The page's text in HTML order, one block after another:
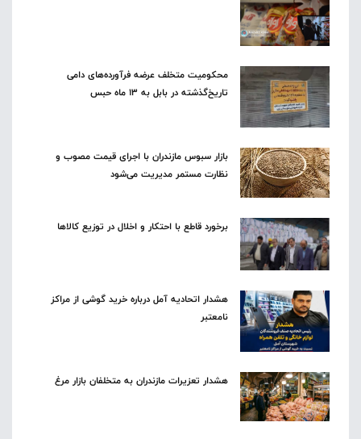
محکومیت متخلف عرضه فرآورده‌های دامی
تاریخ‌گذشته در بابل به ۱۳ ماه حبس
بازار سبوس مازندران با اجرای قیمت مصوب و
نظارت مستمر مدیریت می‌شود
برخورد قاطع با احتکار و اخلال در توزیع کالاها
هشدار اتحادیه آمل درباره خرید گوشی از مراکز
نامعتبر
هشدار تعزیرات مازندران به متخلفان بازار مرغ